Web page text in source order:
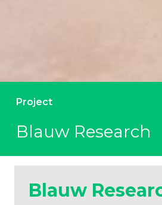
Project
Blauw Research
Blauw